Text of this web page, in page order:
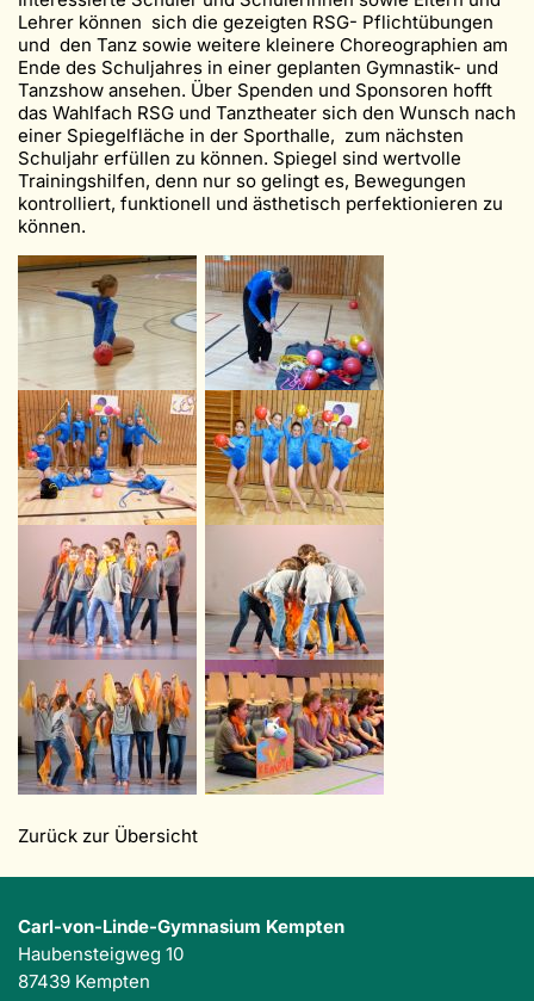
Lehrer können sich die gezeigten RSG- Pflichtübungen
und den Tanz sowie weitere kleinere Choreographien am
Ende des Schuljahres in einer geplanten Gymnastik- und
Tanzshow ansehen. Über Spenden und Sponsoren hofft
das Wahlfach RSG und Tanztheater sich den Wunsch nach
einer Spiegelfläche in der Sporthalle, zum nächsten
Schuljahr erfüllen zu können. Spiegel sind wertvolle
Trainingshilfen, denn nur so gelingt es, Bewegungen
kontrolliert, funktionell und ästhetisch perfektionieren zu
können.
Zurück zur Übersicht
Carl-von-Linde-Gymnasium Kempten
Haubensteigweg 10
87439 Kempten